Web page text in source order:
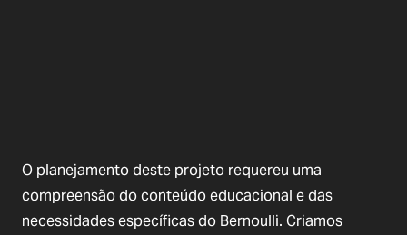
O planejamento deste projeto requereu uma
compreensão do conteúdo educacional e das
necessidades específicas do Bernoulli. Criamos